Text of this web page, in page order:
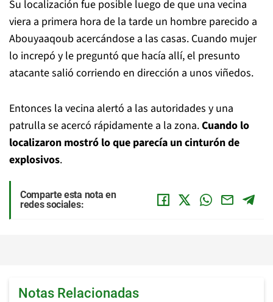
Su localización fue posible luego de que una vecina
viera a primera hora de la tarde un hombre parecido a
Abouyaaqoub acercándose a las casas. Cuando mujer
lo increpó y le preguntó que hacía allí, el presunto
atacante salió corriendo en dirección a unos viñedos.
Entonces la vecina alertó a las autoridades y una
patrulla se acercó rápidamente a la zona.Cuando lo
localizaron mostró lo que parecía un cinturón de
explosivos.
Comparte esta nota en
redes sociales:
Notas Relacionadas